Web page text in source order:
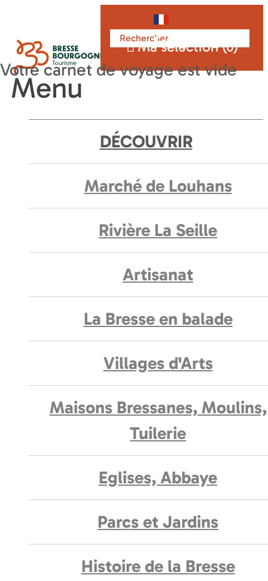
Français
Ma sélection (0)
Menu
DÉCOUVRIR
Marché de Louhans
Rivière La Seille
Artisanat
La Bresse en balade
Villages d'Arts
Maisons Bressanes, Moulins,
Tuilerie
Eglises, Abbaye
Parcs et Jardins
Histoire de la Bresse